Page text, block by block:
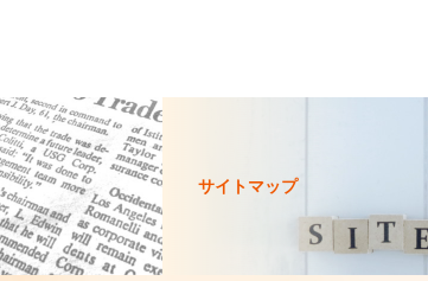
サイトマップ